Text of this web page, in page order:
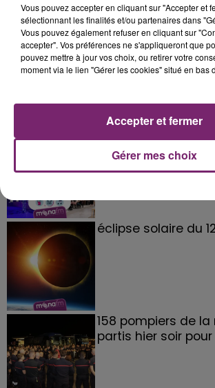
La Bulle -
de Frelinghien !
éclipse solaire du
158 pompiers de
partis hier soir
Vous pouvez accepter en cliquant sur "Accepter et
sélectionnant les finalités et/ou partenaires dans
Vous pouvez également refuser en cliquant sur
accepter". Vos préférences ne s'appliqueront que
pouvez mettre à jour vos choix, ou retirer votre
moment via le lien "Gérer les cookies" situé en bas
Gérer mes choix
Accepter et fermer